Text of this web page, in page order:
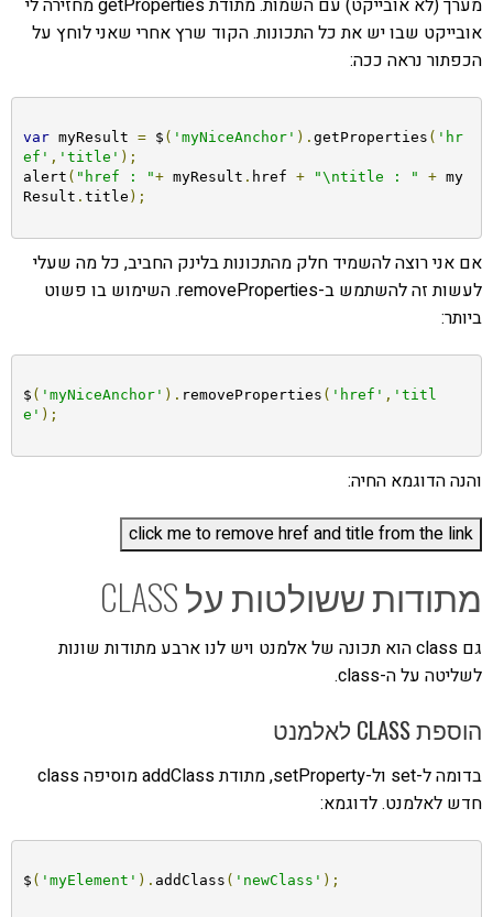
אובייקט שבו יש את כל התכונות. הקוד שרץ אחרי שאני לוחץ על
הכפתור נראה ככה:
var myResult = $ ( 'myNiceAnchor' ). getProperties ( 'hr
ef' , 'title' );
alert ( "href : "+ myResult . href + "\ntitle : " + my
Result . title );
אם אני רוצה להשמיד חלק מהתכונות בלינק החביב, כל מה שעלי
לעשות זה להשתמש ב-removeProperties. השימוש בו פשוט
ביותר:
$ ( 'myNiceAnchor' ). removeProperties ( 'href' , 'titl
e' );
והנה הדוגמא החיה:
מתודות ששולטות על CLASS
גם class הוא תכונה של אלמנט ויש לנו ארבע מתודות שונות
לשליטה על ה-class.
הוספת CLASS לאלמנט
בדומה ל-set ול-setProperty, מתודת addClass מוסיפה class
חדש לאלמנט. לדוגמא:
$ ( 'myElement' ). addClass ( 'newClass' );